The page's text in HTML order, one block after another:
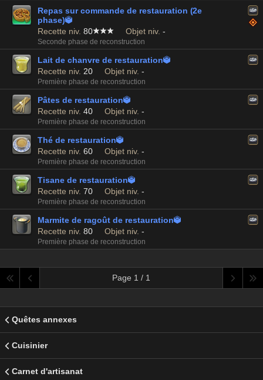
Repas sur commande de restauration (2e
phase)
Recette niv. 80 Objet niv. -
Seconde phase de reconstruction
Lait de chanvre de restauration
Recette niv. 20 Objet niv. -
Première phase de reconstruction
Pâtes de restauration
Recette niv. 40 Objet niv. -
Première phase de reconstruction
Thé de restauration
Recette niv. 60 Objet niv. -
Première phase de reconstruction
Tisane de restauration
Recette niv. 70 Objet niv. -
Première phase de reconstruction
Marmite de ragoût de restauration
Recette niv. 80 Objet niv. -
Première phase de reconstruction
Page 1 / 1
Quêtes annexes
Cuisinier
Carnet d'artisanat